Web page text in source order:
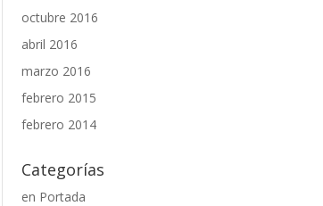
octubre 2016
abril 2016
marzo 2016
febrero 2015
febrero 2014
Categorías
en Portada